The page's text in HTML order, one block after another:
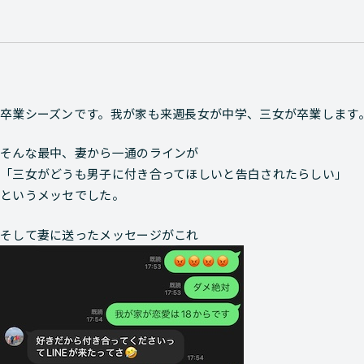
卒業シーズンです。我が家も来週長女が中学、三女が卒業します
そんな最中、妻から一通のラインが
「三女がどうも男子に付き合ってほしいと告白されたらしい」
というメッセでした。
そして妻に送ったメッセージがこれ